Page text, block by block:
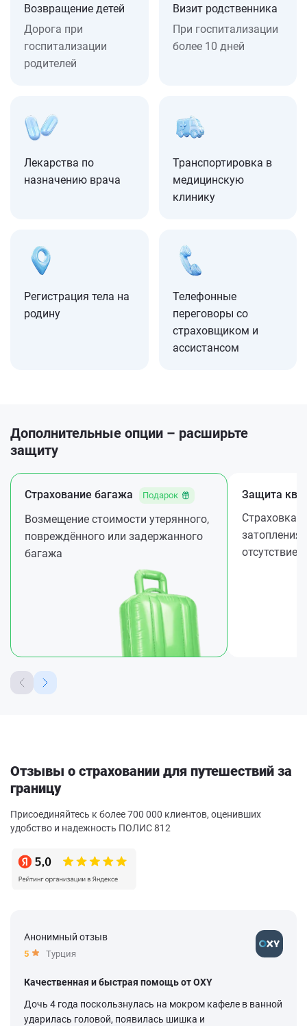
Возвращение детей
Дорога при
госпитализации
родителей
Визит родственника
При госпитализации
более 10 дней
Лекарства по
назначению врача
Транспортировка в
медицинскую
клинику
Регистрация тела на
родину
Телефонные
переговоры со
страховщиком и
ассистансом
Дополнительные опции – расширьте
защиту
Страхование багажа Подарок
Возмещение стоимости утерянного,
повреждённого или задержанного
багажа
Защита
Страховка
затопления
отсутствие
Отзывы о страховании для путешествий за
границу
Присоединяйтесь к более 700 000 клиентов, оценивших
удобство и надежность ПОЛИС 812
Анонимный отзыв
5 Турция
Качественная и быстрая помощь от OXY
Дочь 4 года поскользнулась на мокром кафеле в ванной
ударилась головой, появилась шишка и